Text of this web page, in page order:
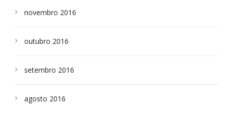
novembro 2016
outubro 2016
setembro 2016
agosto 2016